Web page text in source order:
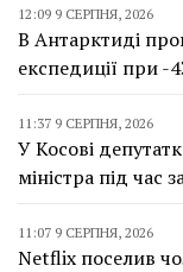
12:09 9 СЕРПНЯ, 2026
В Антарктиді
експедиції при -
11:37 9 СЕРПНЯ, 2026
У Косові
міністра під час
11:07 9 СЕРПНЯ, 2026
Netflix поселив